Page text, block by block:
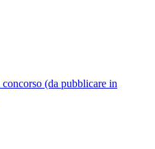
(da pubblicare in